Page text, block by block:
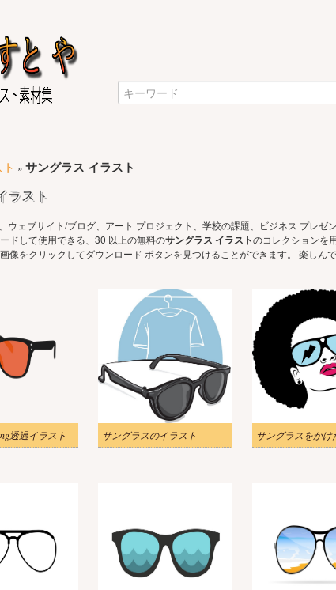
» サングラス イラスト
ラスト
ウェブサイト/ブログ、アート プロジェクト、学校の課題、ビジネス プレ
ドして使用できる、30 以上の無料のサングラス イラストのコレクションを
像をクリックしてダウンロード ボタンを見つけることができます。 楽しん
透過イラスト サングラスのイラスト